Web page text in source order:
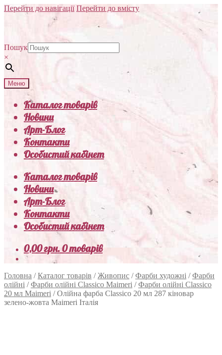
Перейти до навігації Перейти до вмісту
Пошук
×
Меню
Каталог товарів
Новини
Арт-Блог
Контакти
Особистий кабінет
Каталог товарів
Новини
Арт-Блог
Контакти
Особистий кабінет
0,00грн.0 товарів
Головна /Каталог товарів /Живопис /Фарби художні /Фарби
олійні /Фарби олійні Classico Maimeri /Фарби олійні Classico
20 мл Maimeri /Олійна фарба Classico 20 мл 287 кіновар
зелено-жовта Maimeri Італія